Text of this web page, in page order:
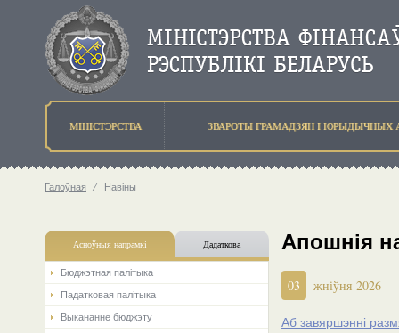
МIНIСТЭРСТВА ЗВАРОТЫ ГРАМАДЗЯН I ЮРЫДЫЧНЫХ
Галоўная ⁄ Навіны
Асноўныя напрамкi Дадаткова
Бюджэтная палiтыка
Падатковая палітыка
Выкананне бюджэту
Апошнія
03 жніўня 2026
Аб завяршэнні